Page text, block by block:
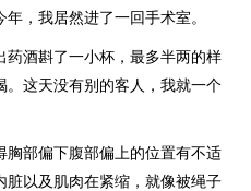
，我居然进了一回手术室。
药酒斟了一小杯，最多半两的样
这天没有别的客人，我就一个
胸部偏下腹部偏上的位置有不适
以及肌肉在紧缩，就像被绳子